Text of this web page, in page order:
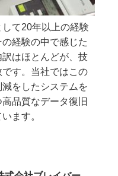
て20年以上の経験
経験の中で感じた
はほとんどが、技
す。当社ではこの
をしたシステムを
品質なデータ復旧
ます。